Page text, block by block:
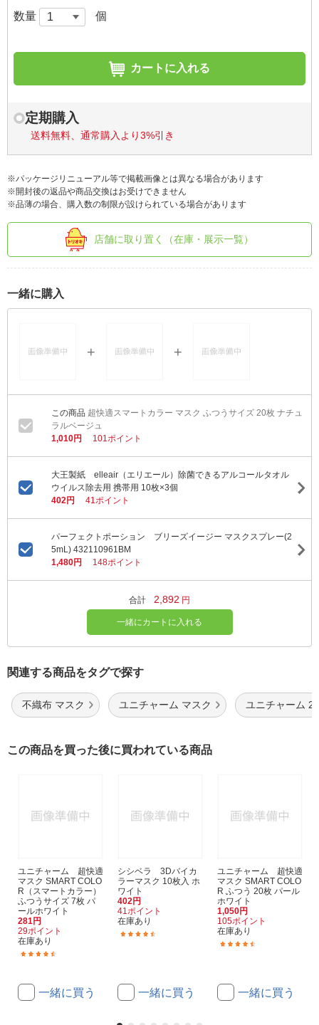
数量 個
カートに入れる
定期購入
送料無料、通常購入より3%引き
※パッケージリニューアル等で掲載画像とは異なる場合があります
※開封後の返品や商品交換はお受けできません
※品薄の場合、購入数の制限が設けられている場合があります
店舗に取り置く（在庫・展示一覧）
一緒に購入
超快適スマートカラー マスク ふつうサイズ 20枚 ナチュ
ラルベージュ
1,010円
101ポイント
大王製紙 elleair（エリエール）除菌できるアルコールタオル
ウイルス除去用 携帯用 10枚×3個
402円
41ポイント
パーフェクトポーション ブリーズイージー マスクスプレー(2
5mL) 432110961BM
1,480円
148ポイント
合計 2,892 円
一緒にカートに入れる
関連する商品をタグで探す
不織布 マスク ユニチャーム マスク ユニチャーム
この商品を買った後に買われている商品
ユニチャーム 超快適
マスク SMART COLO
R（スマートカラー）
ふつうサイズ 7枚 パ
ールホワイト
281円
29ポイント
在庫あり
一緒に買う
シシベラ 3Dバイカ
ラーマスク 10枚入 ホ
ワイト
402円
41ポイント
在庫あり
一緒に買う
ユニチャーム 超快適
マスク SMART COLO
R ふつう 20枚 パール
ホワイト
1,050円
105ポイント
在庫あり
一緒に買う